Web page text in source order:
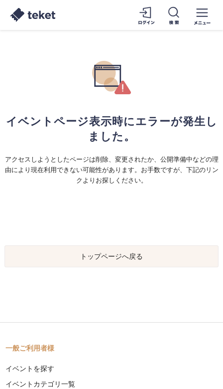
イベントページ表示時にエラーが発生し
ました。
アクセスしようとしたページは削除、変更されたか、公開準備中などの理
由により現在利用できない可能性があります。お手数ですが、下記のリン
クよりお探しください。
トップページへ戻る
一般ご利用者様
イベントを探す
イベントカテゴリ一覧